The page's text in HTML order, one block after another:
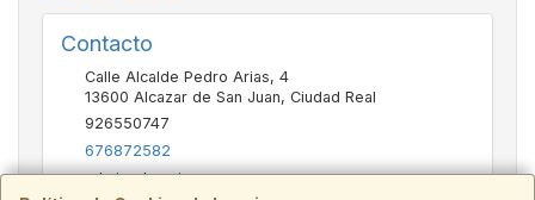
Contacto
Calle Alcalde Pedro Arias, 4
13600 Alcazar de San Juan, Ciudad Real
926550747
676872582
admin@basvic.es